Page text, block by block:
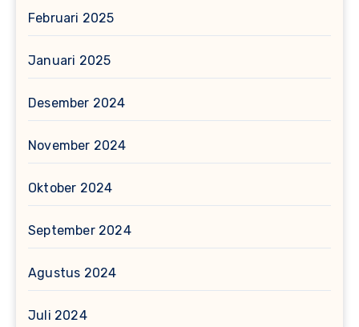
Februari 2025
Januari 2025
Desember 2024
November 2024
Oktober 2024
September 2024
Agustus 2024
Juli 2024